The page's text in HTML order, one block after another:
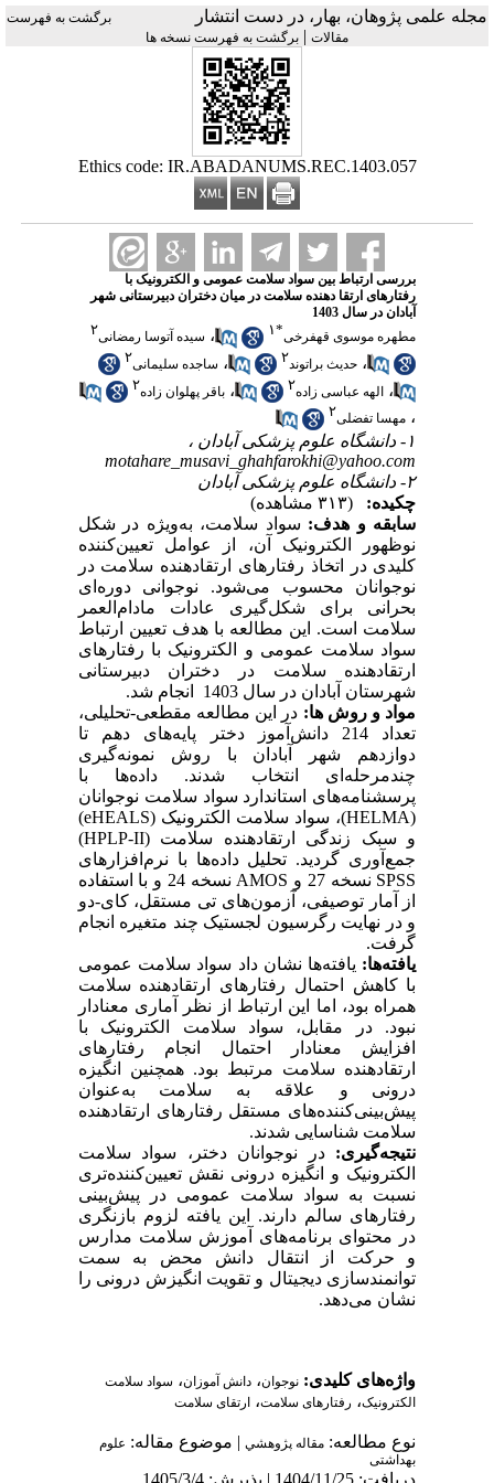
مجله علمی پژوهان، بهار، در دست انتشار
برگشت به فهرست
مقالات | برگشت به فهرست نسخه ها
Ethics code: IR.ABADANUMS.REC.1403.057
بررسی ارتباط بین سواد سلامت عمومی و الکترونیک با
رفتارهای ارتقا دهنده سلامت در میان دختران دبیرستانی شهر
آبادان در سال 1403
مطهره موسوی قهفرخی*۱ ، سیده آتوسا رمضانی۲
، حدیث براتوند۲ ، ساجده سلیمانی۲
، الهه عباسی زاده۲ ، باقر پهلوان زاده۲
، مهسا تفضلی۲
۱- دانشگاه علوم پزشکی آبادان ،
motahare_musavi_ghahfarokhi@yahoo.com
۲- دانشگاه علوم پزشکی آبادان
چکیده:
(۳۱۳ مشاهده)
سابقه و هدف: سواد سلامت، به‌ویژه در شکل
نوظهور الکترونیک آن، از عوامل تعیین‌کننده
کلیدی در اتخاذ رفتارهای ارتقادهنده سلامت در
نوجوانان محسوب می‌شود. نوجوانی دوره‌ای
بحرانی برای شکل‌گیری عادات مادام‌العمر
سلامت
است.
این مطالعه با هدف تعیین ارتباط
سواد سلامت عمومی و الکترونیک با رفتارهای
ارتقادهنده سلامت در دختران دبیرستانی
شهرستان آبادان در سال 1403 انجام شد.
مواد و روش ها: در این مطالعه مقطعی-تحلیلی،
تعداد 214 دانش‌آموز دختر پایه‌های دهم تا
دوازدهم شهر آبادان با روش نمونه‌گیری
چندمرحله‌ای انتخاب شدند. داده‌ها با
پرسشنامه‌های استاندارد سواد سلامت نوجوانان
(HELMA)
، سواد سلامت الکترونیک (eHEALS)
و سبک زندگی ارتقادهنده سلامت (HPLP-II)
جمع‌آوری گردید. تحلیل داده‌ها با نرم‌افزارهای
SPSS نسخه 27 و AMOS
نسخه 24 و با استفاده
از آمار توصیفی، آزمون‌های تی مستقل، کای-دو
و در نهایت رگرسیون لجستیک چند متغیره انجام
گرفت.
یافته‌ها: یافته‌ها نشان داد سواد سلامت عمومی
با کاهش احتمال رفتارهای ارتقا‌دهنده سلامت
همراه بود، اما این ارتباط از نظر آماری معنادار
نبود. در مقابل، سواد سلامت الکترونیک با
افزایش معنادار احتمال انجام رفتارهای
ارتقا‌دهنده سلامت مرتبط بود. همچنین انگیزه
درونی و علاقه به سلامت به‌عنوان
پیش‌بینی‌کننده‌های مستقل رفتارهای ارتقا‌دهنده
سلامت شناسایی شدند.
نتیجه‌گیری: در نوجوانان دختر، سواد سلامت
الکترونیک و انگیزه درونی نقش تعیین‌کننده‌تری
نسبت به سواد سلامت عمومی در پیش‌بینی
رفتارهای سالم دارند. این یافته لزوم بازنگری
در محتوای برنامه‌های آموزش سلامت مدارس
و حرکت از انتقال دانش محض به سمت
توانمندسازی دیجیتال و تقویت انگیزش درونی را
نشان می‌دهد.
واژه‌های کلیدی: نوجوان، دانش آموزان، سواد سلامت
الکترونیک، رفتارهای سلامت، ارتقای سلامت
نوع مطالعه: مقاله پژوهشي| موضوع مقاله: علوم
بهداشتی
دریافت: 1404/11/25 | پذیرش: 1405/3/4